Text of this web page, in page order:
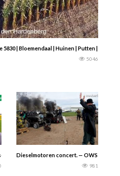
5830 | Bloemendaal | Huinen | Putten | Jan
5046
van start — Gerrit Nap van het
Dieselmotoren concert. — OWS Berlin
981